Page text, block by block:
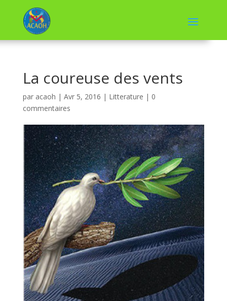
La coureuse des vents
par acaoh | Avr 5, 2016 | Litterature | 0
commentaires